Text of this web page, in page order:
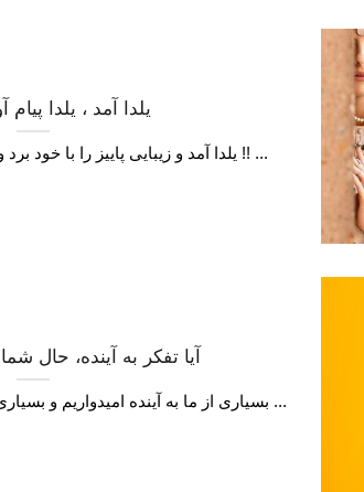
یلدا آمد و زیبایی پاییز را با خود برد و سرمای زمستان نوش جانتان !! ...
آیا تفکر به آینده، حال
بسیاری از ما به آینده امیدواریم و بسیاری ناامید و تفکر به آینده حال خیلی ...